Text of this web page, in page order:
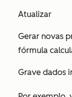
Atualizar
Gerar novas
fórmula
Grave dados